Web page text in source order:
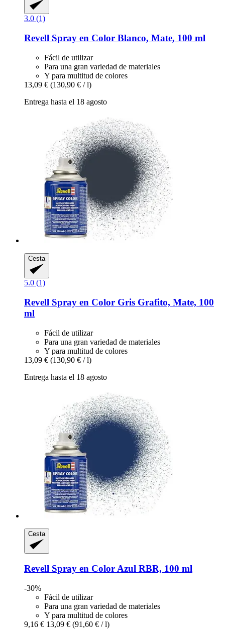
3.0 (1)
Revell Spray en Color Blanco, Mate, 100 ml
Fácil de utilizar
Para una gran variedad de materiales
Y para multitud de colores
13,09 € (130,90 € / l)
Entrega hasta el 18 agosto
Cesta
5.0 (1)
Revell Spray en Color Gris Grafito, Mate, 100
ml
Fácil de utilizar
Para una gran variedad de materiales
Y para multitud de colores
13,09 € (130,90 € / l)
Entrega hasta el 18 agosto
Cesta
Revell Spray en Color Azul RBR, 100 ml
-30%
Fácil de utilizar
Para una gran variedad de materiales
Y para multitud de colores
9,16 € 13,09 € (91,60 € / l)